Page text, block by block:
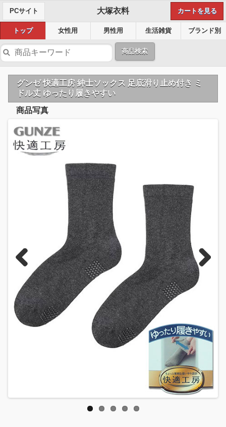
PCサイト 大塚衣料 カートを見る
トップ 女性用 男性用 生活雑貨 ブランド別
商品検索
グンゼ 快適工房 紳士ソックス 足底滑り止め付き ミ
ドル丈 ゆったり履きやすい
商品写真
Previous Next